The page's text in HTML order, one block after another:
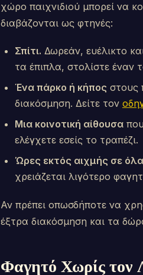
χώρο παιχνιδιού μπορεί να
διαβάζονται ως φτηνές:
Σπίτι. Δωρεάν, ευέλικτο
τα έπιπλα, στολίστε έναν
Ένα πάρκο ή κήπος στους
διακόσμηση. Δείτε τον
Μια κοινοτική αίθουσα
ελέγχετε εσείς το τραπέζι.
Ώρες εκτός αιχμής σε
χρειάζεται λιγότερο
Αν πρέπει οπωσδήποτε να
έξτρα διακόσμηση και τα
Φαγητό Χωρίς τον